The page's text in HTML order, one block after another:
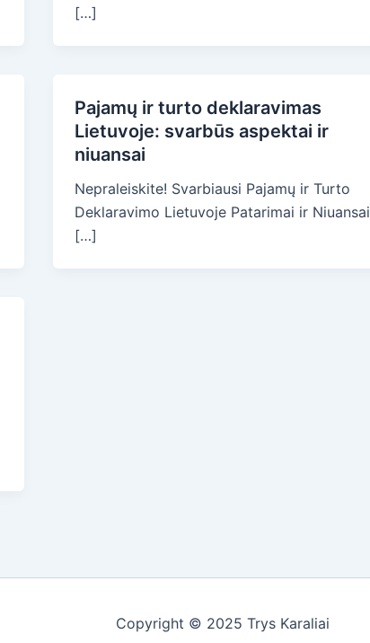
[…]
Pajamų ir turto deklaravimas
Lietuvoje: svarbūs aspektai ir
niuansai
Nepraleiskite! Svarbiausi Pajamų ir Turto
Deklaravimo Lietuvoje Patarimai ir Niuansai
[…]
Copyright © 2025 Trys Karaliai